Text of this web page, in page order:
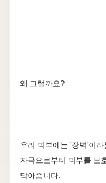
왜 그럴까요?
우리 피부에는 '장벽'이
자극으로부터 피부를 보
막아줍니다.